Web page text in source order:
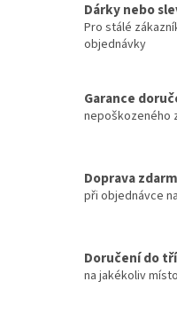
Dárky nebo
Pro stálé
objednávky
Garance
nepoškozeného
Doprava
při objednávce
Doručení do
na jakékoliv místo